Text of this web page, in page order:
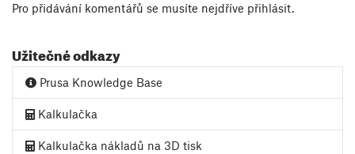
Pro přidávání komentářů se musíte nejdříve přihlásit.
Užitečné odkazy
Prusa Knowledge Base
Kalkulačka
Kalkulačka nákladů na 3D tisk